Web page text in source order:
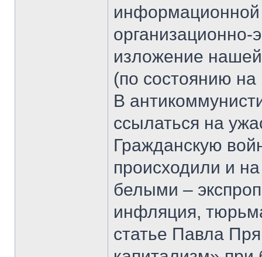
информационной
организационно-
изложение
(по состоянию на
В
ссылаться на
Гражданскую
происходили и
белыми –
инфляция,
статье Павла